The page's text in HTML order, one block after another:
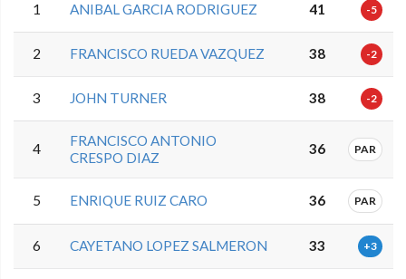
1 ANIBAL GARCIA RODRIGUEZ 41 -5
2 FRANCISCO RUEDA VAZQUEZ 38 -2
3 JOHN TURNER 38 -2
4
FRANCISCO ANTONIO
CRESPO DIAZ
36 PAR
5 ENRIQUE RUIZ CARO 36 PAR
6 CAYETANO LOPEZ SALMERON 33 +3